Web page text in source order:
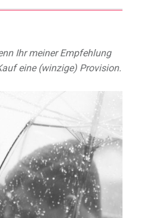
Ihr meiner Empfehlung
eine (winzige) Provision.